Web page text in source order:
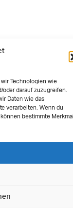
Technologien wie
darauf zuzugreifen.
Daten wie das
verarbeiten. Wenn du
bestimmte